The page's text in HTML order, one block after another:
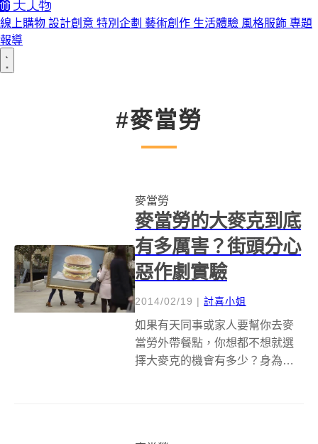
線上購物 設計創意 特別企劃 藝術創作 生活體驗 風格服飾 專題
報導
#麥當勞
麥當勞
麥當勞的大麥克到底
有多厲害？街頭分心
惡作劇實驗
2014/02/19 | 討喜小姐
如果有天同事或家人要幫你去麥
當勞外帶餐點，你想都不想就選
擇大麥克的機會有多少？身為麥